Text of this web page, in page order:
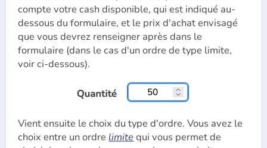
compte votre cash disponible, qui est indiqué au-
dessous du formulaire, et le prix d'achat envisagé
que vous devrez renseigner après dans le
formulaire (dans le cas d'un ordre de type limite,
voir ci-dessous).
Vient ensuite le choix du type d'ordre. Vous avez le
choix entre un ordre limite qui vous permet de